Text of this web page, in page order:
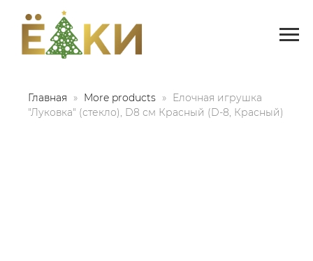
Главная More products
Елочная игрушка
"Луковка" (стекло), D8 см Красный (D-8, Красный)